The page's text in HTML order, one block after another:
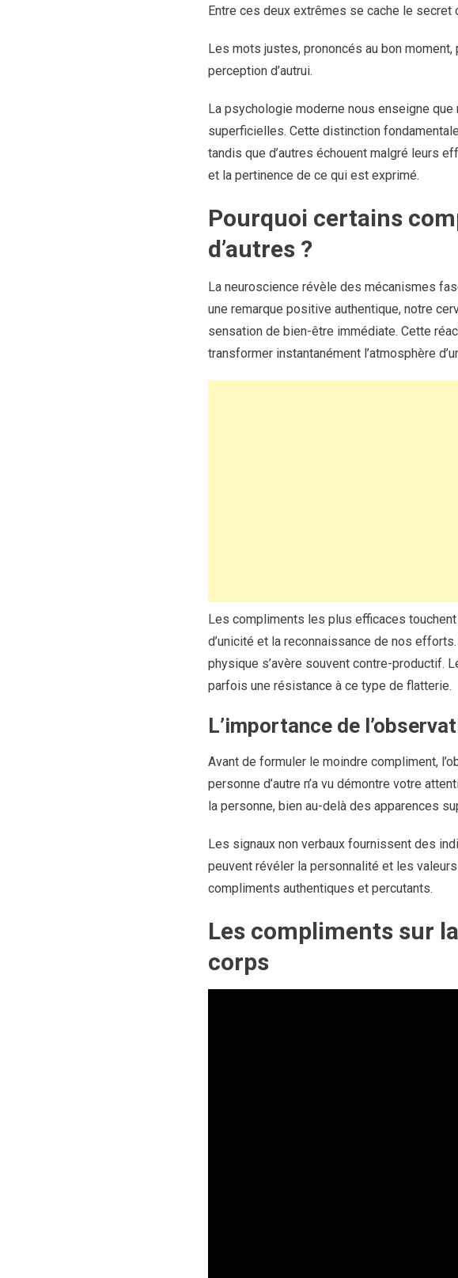
Entre ces deux extrêmes se cache le secret
Les mots justes, prononcés au bon
perception d’autrui.
La psychologie moderne nous enseigne
superficielles. Cette distinction
tandis que d’autres échouent malgré leurs
et la pertinence de ce qui est exprimé.
Pourquoi certains
d’autres ?
La neuroscience révèle des mécanismes
une remarque positive authentique, notre
sensation de bien-être immédiate. Cette
transformer instantanément l’atmosphère
Les compliments les plus efficaces
d’unicité et la reconnaissance de nos
physique s’avère souvent contre-productif.
parfois une résistance à ce type de flatterie.
L’importance de
Avant de formuler le moindre compliment,
personne d’autre n’a vu démontre votre
la personne, bien au-delà des apparences
Les signaux non verbaux fournissent des
peuvent révéler la personnalité et les
compliments authentiques et percutants.
Les compliments sur
corps